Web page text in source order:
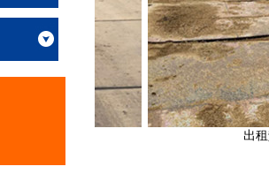
出租垫道钢板